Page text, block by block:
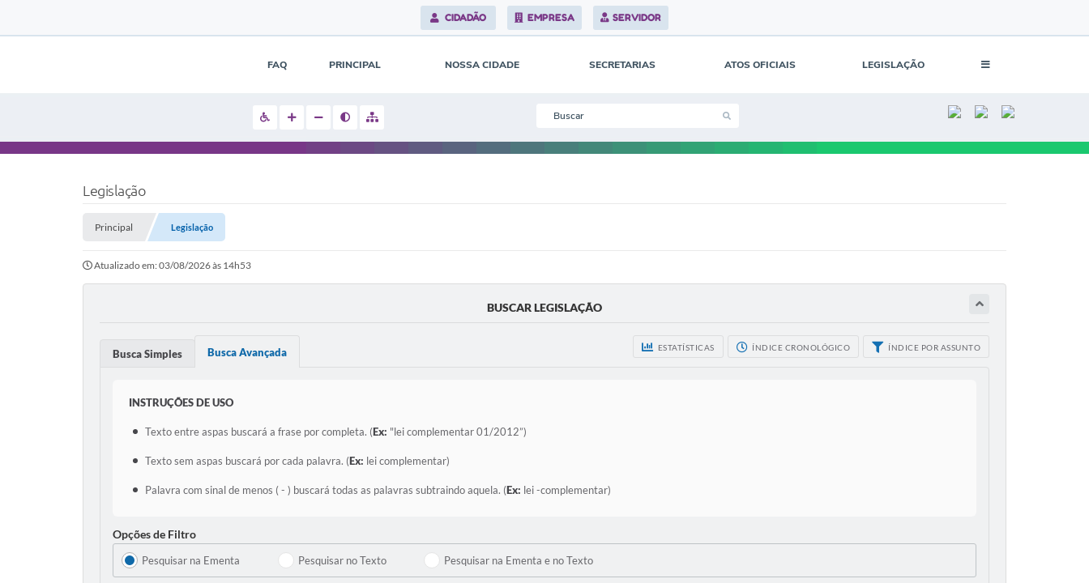
CIDADÃO EMPRESA SERVIDOR
FAQ PRINCIPAL NOSSA CIDADE SECRETARIAS ATOS OFICIAIS LEGISLAÇÃO
Legislação
Principal Legislação
Atualizado em: 03/08/2026 às 14h53
BUSCAR LEGISLAÇÃO
ESTATÍSTICAS ÍNDICE CRONOLÓGICO ÍNDICE POR ASSUNTO
Busca Simples Busca Avançada
INSTRUÇÕES DE USO
Texto entre aspas buscará a frase por completa. (Ex: "lei complementar 01/2012”)
Texto sem aspas buscará por cada palavra. (Ex: lei complementar)
Palavra com sinal de menos ( - ) buscará todas as palavras subtraindo aquela. (Ex: lei -complementar)
Opções de Filtro
Pesquisar na Ementa Pesquisar no Texto Pesquisar na Ementa e no Texto